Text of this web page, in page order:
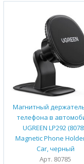
Магнитный
телефона в
UGREEN LP292
Magnetic Phone
Car, черный
Арт. 80785